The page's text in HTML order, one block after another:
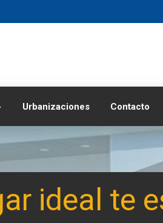
Urbanizaciones Contacto
ideal te